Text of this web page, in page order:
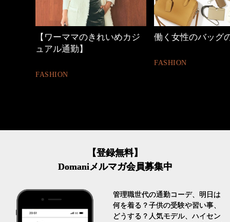
働く女性のバッグの中身
心地よくいられる
【登録無料】
Domaniメルマガ会員募集中
管理職世代の通勤コーデ、明日は
何を着る？子供の受験や習い事、
どうする？人気モデル、ハイセン